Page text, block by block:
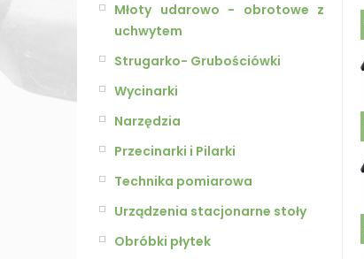
Młoty udarowo - obrotowe z
uchwytem
Strugarko- Grubościówki
Wycinarki
Narzędzia
Przecinarki i Pilarki
Technika pomiarowa
Urządzenia stacjonarne stoły
Obróbki płytek